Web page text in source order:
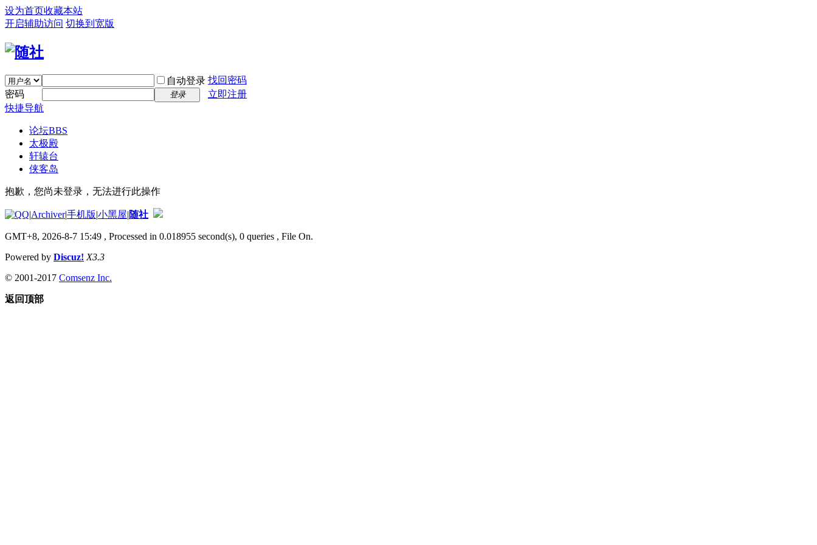
设为首页收藏本站
开启辅助访问 切换到宽版
自动登录 找回密码
密码
登录
立即注册
快捷导航
论坛BBS
太极殿
轩辕台
侠客岛
抱歉，您尚未登录，无法进行此操作
|Archiver|手机版|小黑屋|随社
GMT+8, 2026-8-7 15:49 , Processed in 0.018955 second(s), 0 queries , File On.
Powered by Discuz! X3.3
© 2001-2017 Comsenz Inc.
返回顶部